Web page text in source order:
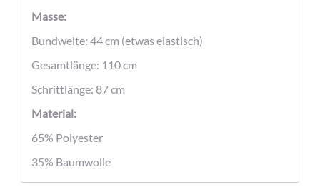
Masse:
Bundweite: 44 cm (etwas elastisch)
Gesamtlänge: 110 cm
Schrittlänge: 87 cm
Material:
65% Polyester
35% Baumwolle